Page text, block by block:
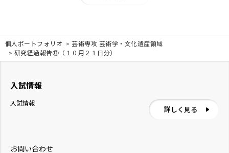
個人ポートフォリオ
芸術専攻 芸術学・文化遺産領域
研究経過報告⑫（１０月２１日分）
お問い合わせ
入試情報
入試情報
詳しく見る